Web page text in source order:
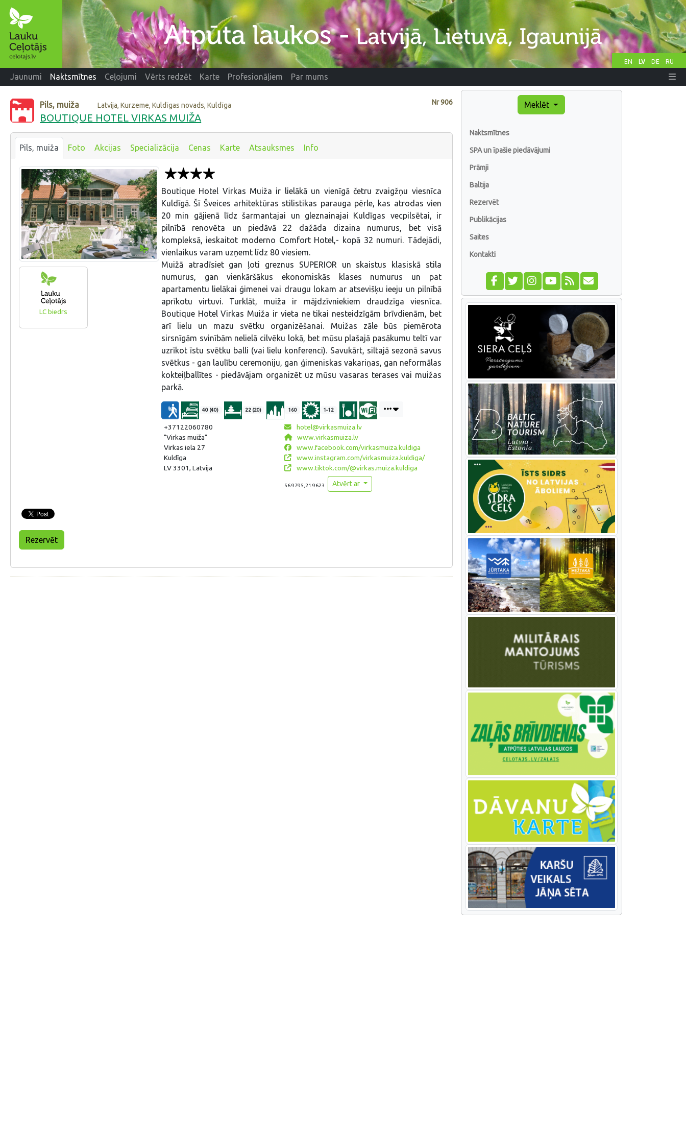
EN LV DE RU
Jaunumi Naktsmītnes Ceļojumi Vērts redzēt Karte Profesionāļiem Par mums
Nr906
Pils, muiža Latvija, Kurzeme, Kuldīgas novads, Kuldīga
BOUTIQUE HOTEL VIRKAS MUIŽA
Pils, muiža Foto Akcijas Specializācija Cenas Karte Atsauksmes Info
LC biedrs
Boutique Hotel Virkas Muiža ir lielākā un vienīgā četru zvaigžņu viesnīca
Kuldīgā. Šī Šveices arhitektūras stilistikas parauga pērle, kas atrodas vien
20 min gājienā līdz šarmantajai un gleznainajai Kuldīgas vecpilsētai, ir
pilnībā renovēta un piedāvā 22 dažāda dizaina numurus, bet visā
kompleksā, ieskaitot moderno Comfort Hotel,- kopā 32 numuri. Tādejādi,
vienlaikus varam uzņemt līdz 80 viesiem.
Muižā atradīsiet gan ļoti greznus SUPERIOR un skaistus klasiskā stila
numurus, gan vienkāršākus ekonomiskās klases numurus un pat
apartamentu lielākai ģimenei vai draugu lokam ar atsevišķu ieeju un pilnībā
aprīkotu virtuvi. Turklāt, muiža ir mājdzīvniekiem draudzīga viesnīca.
Boutique Hotel Virkas Muiža ir vieta ne tikai nesteidzīgām brīvdienām, bet
arī lielu un mazu svētku organizēšanai. Muižas zāle būs piemērota
sirsnīgām svinībām nelielā cilvēku lokā, bet mūsu plašajā pasākumu teltī var
uzrīkot īstu svētku balli (vai lielu konferenci). Savukārt, siltajā sezonā savus
svētkus - gan laulību ceremoniju, gan ģimeniskas vakariņas, gan neformālas
kokteiļballītes - piedāvājam organizēt uz mūsu vasaras terases vai muižas
parkā.
40 (40) 22 (20) 160 1-12
+37122060780
"Virkas muiža"
Virkas iela 27
Kuldīga
LV 3301, Latvija
hotel@virkasmuiza.lv
www.virkasmuiza.lv
www.facebook.com/virkasmuiza.kuldiga
www.instagram.com/virkasmuiza.kuldiga/
www.tiktok.com/@virkas.muiza.kuldiga
56.9795,21.9623 Atvērt ar
Rezervēt
Meklēt
Naktsmītnes
SPA un īpašie piedāvājumi
Prāmji
Baltija
Rezervēt
Publikācijas
Saites
Kontakti